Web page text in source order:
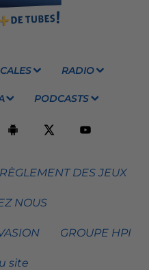
RADIO
PODCASTS
RÈGLEMENT DES JEUX
NOUS
GROUPE HPI
site